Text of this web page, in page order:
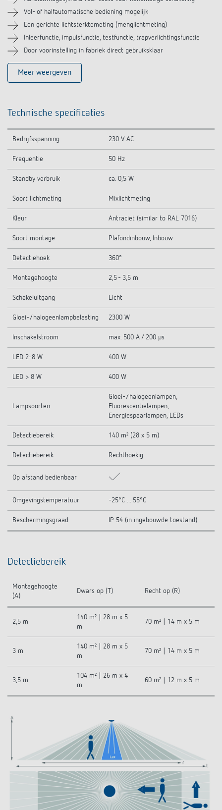
Vol- of halfautomatische bediening mogelijk
Een gerichte lichtsterktemeting (menglichtmeting)
Inleerfunctie, impulsfunctie, testfunctie, trapverlichtingsfunctie
Door voorinstelling in fabriek direct gebruiksklaar
Meer weergeven
Technische specificaties
Bedrijfsspanning 230 V AC
Frequentie 50 Hz
Standby verbruik ca. 0,5 W
Soort lichtmeting Mixlichtmeting
Kleur Antraciet (similar to RAL 7016)
Soort montage Plafondinbouw, Inbouw
Detectiehoek 360°
Montagehoogte 2,5 - 3,5 m
Schakeluitgang Licht
Gloei-/halogeenlampbelasting 2300 W
Inschakelstroom max. 500 A / 200 µs
LED 2-8 W 400 W
LED > 8 W 400 W
Lampsoorten
Gloei-/halogeenlampen,
Fluorescentielampen,
Energiespaarlampen, LEDs
Detectiebereik 140 m² (28 x 5 m)
Detectiebereik Rechthoekig
Op afstand bedienbaar
Omgevingstemperatuur -25°C ... 55°C
Beschermingsgraad IP 54 (in ingebouwde toestand)
Detectiebereik
Montagehoogte
(A)
Dwars op (T) Recht op (R)
2,5 m
140 m² | 28 m x 5
m
70 m² | 14 m x 5 m
3 m
140 m² | 28 m x 5
m
70 m² | 14 m x 5 m
3,5 m
104 m² | 26 m x 4
m
60 m² | 12 m x 5 m